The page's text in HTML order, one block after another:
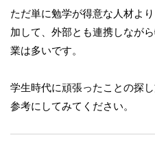
ただ単に勉学が得意な人材よ
加して、外部とも連携しなが
業は多いです。
学生時代に頑張ったことの探
参考にしてみてください。